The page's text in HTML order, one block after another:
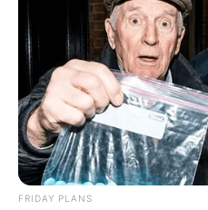
FRIDAY PLANS